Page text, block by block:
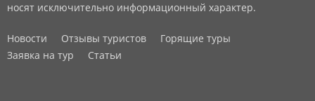
носят исключительно информационный характер.
Новости Отзывы туристов
Горящие туры
Заявка на тур
Статьи